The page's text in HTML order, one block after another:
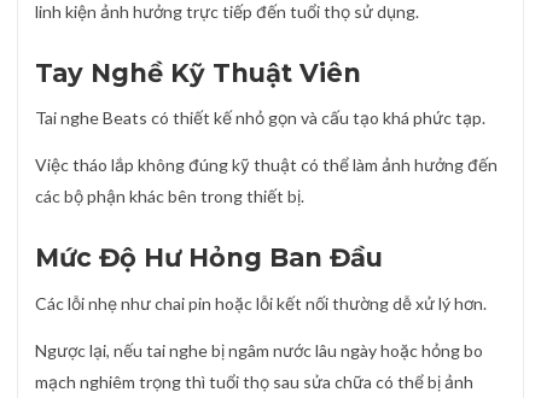
linh kiện ảnh hưởng trực tiếp đến tuổi thọ sử dụng.
Tay Nghề Kỹ Thuật Viên
Tai nghe Beats có thiết kế nhỏ gọn và cấu tạo khá phức tạp.
Việc tháo lắp không đúng kỹ thuật có thể làm ảnh hưởng đến
các bộ phận khác bên trong thiết bị.
Mức Độ Hư Hỏng Ban Đầu
Các lỗi nhẹ như chai pin hoặc lỗi kết nối thường dễ xử lý hơn.
Ngược lại, nếu tai nghe bị ngâm nước lâu ngày hoặc hỏng bo
mạch nghiêm trọng thì tuổi thọ sau sửa chữa có thể bị ảnh